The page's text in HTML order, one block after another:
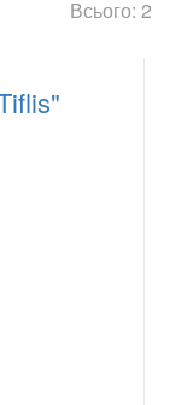
Всього: 2